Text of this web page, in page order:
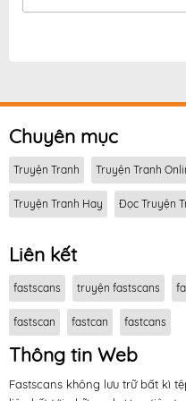
Zombie fastscans
Thế Giới Tu Chân, Ta
Thống Plants vs
Chuyên mục
Truyện Tranh Truyện Tranh
Truyện Tranh Hay Đọc Truyện
Liên kết
fastscans truyện fastscans
fastscan fastcan fastcans
Thông tin Web
Fastscans không lưu trữ bất kì